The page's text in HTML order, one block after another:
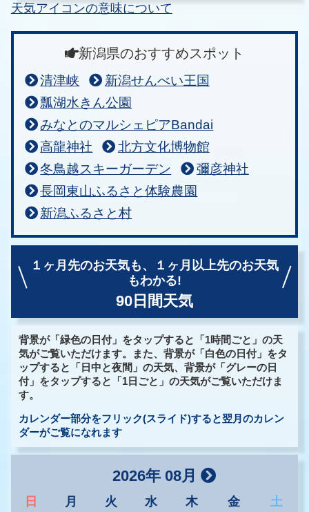
天気アイコンの意味について
新潟県のおすすめスポット
清津峡
新潟せんべい王国
瓢湖水きん公園
みなとのマルシェピアBandai
高龍神社
北方文化博物館
冬鳥越スキーガーデン
彌彦神社
長岡東山ふるさと体験農園
新潟ふるさと村
１ヶ月先のお天気も、
１ヶ月以上先のお天気
もわかる!
90日間天気
背景が「緑色の日付」をタップすると「1時間ごと」の天
気がご覧いただけます。また、背景が「白色の日付」をタ
ップすると「日中と夜間」の天気、背景が「グレーの日
付」をタップすると「1日ごと」の天気がご覧いただけま
す。
カレンダー部分をフリック(スライド)すると翌月のカレン
ダーがご覧になれます
2026年 08月
日 月 火 水 木 金 土